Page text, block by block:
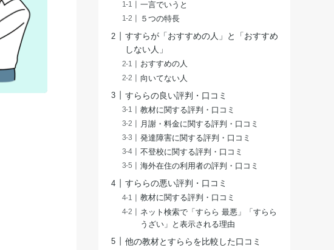
一言でいうと
５つの特長
すすらが「おすすめの人」と「おすすめ
しない人」
おすすめの人
向いてない人
すららの良い評判・口コミ
教材に関する評判・口コミ
月謝・料金に関する評判・口コミ
発達障害に関する評判・口コミ
不登校に関する評判・口コミ
海外在住の利用者の評判・口コミ
すららの悪い評判・口コミ
教材に関する評判・口コミ
ネット検索で「すらら 最悪」「すらら
うざい」と表示される理由
他の教材とすららを比較した口コミ